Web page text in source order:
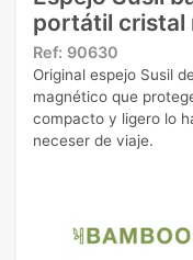
portátil cristal
Ref: 90630
Original espejo Susil
magnético que
compacto y ligero lo
neceser de viaje.